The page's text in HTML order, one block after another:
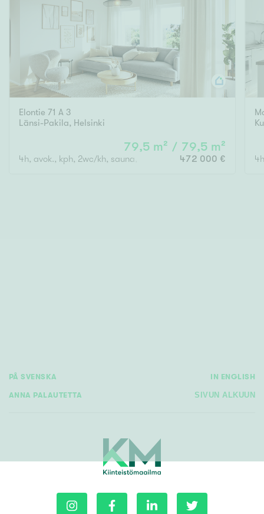
Elontie 71 A 3
Länsi-Pakila, Helsinki
79,5 m² / 79,5 m²
4h, avok., kph, 2wc/kh, sauna, las. parveke472 000 €
PÅ SVENSKA IN ENGLISH
ANNA PALAUTETTA SIVUN ALKUUN